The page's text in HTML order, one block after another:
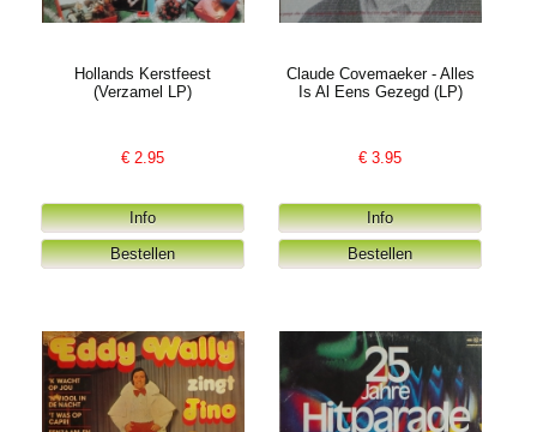
Hollands Kerstfeest
(Verzamel LP)
€ 2.95
Claude Covemaeker - Alles
Is Al Eens Gezegd (LP)
€3.95